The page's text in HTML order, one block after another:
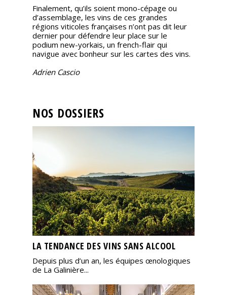
Finalement, qu’ils soient mono-cépage ou
d’assemblage, les vins de ces grandes
régions viticoles françaises n’ont pas dit leur
dernier pour défendre leur place sur le
podium new-yorkais, un french-flair qui
navigue avec bonheur sur les cartes des vins.
Adrien Cascio
NOS DOSSIERS
LA TENDANCE DES VINS SANS ALCOOL
Depuis plus d’un an, les équipes œnologiques
de La Galinière...